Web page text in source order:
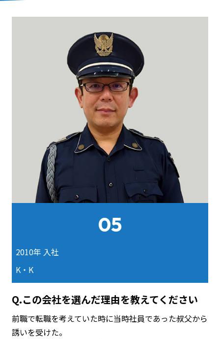
05
2010年 入社
K・K
Q.この会社を選んだ理由を教えてください
前職で転職を考えていた時に当時社員であった叔父から
誘いを受けた。